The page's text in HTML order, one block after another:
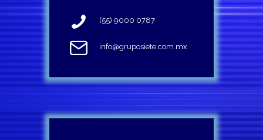
(55) 9000 0787
info@gruposiete.com.mx